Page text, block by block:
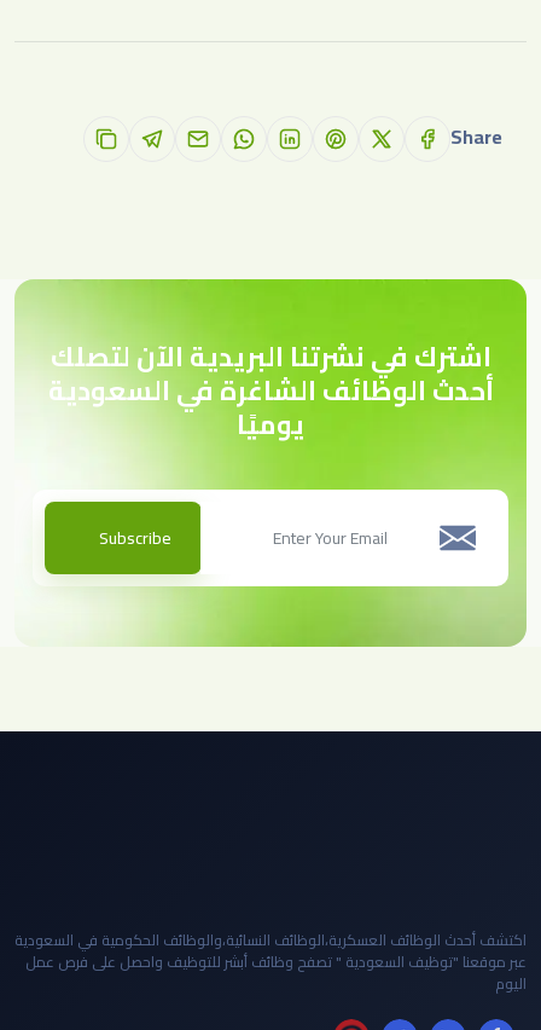
Share
اشترك في نشرتنا البريدية الآن لتصلك
أحدث الوظائف الشاغرة في السعودية
يوميًا
Subscribe
اكتشف أحدث الوظائف العسكرية،الوظائف النسائية،والوظائف الحكومية في السعودية
عبر موقعنا "توظيف السعودية " تصفح وظائف أبشر للتوظيف واحصل على فرص عمل
اليوم